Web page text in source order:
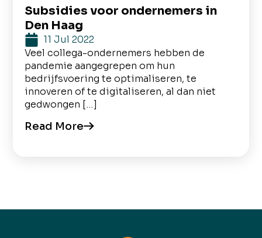
Subsidies voor ondernemers in
Den Haag
11 Jul 2022
Veel collega-ondernemers hebben de
pandemie aangegrepen om hun
bedrijfsvoering te optimaliseren, te
innoveren of te digitaliseren, al dan niet
gedwongen […]
Read More